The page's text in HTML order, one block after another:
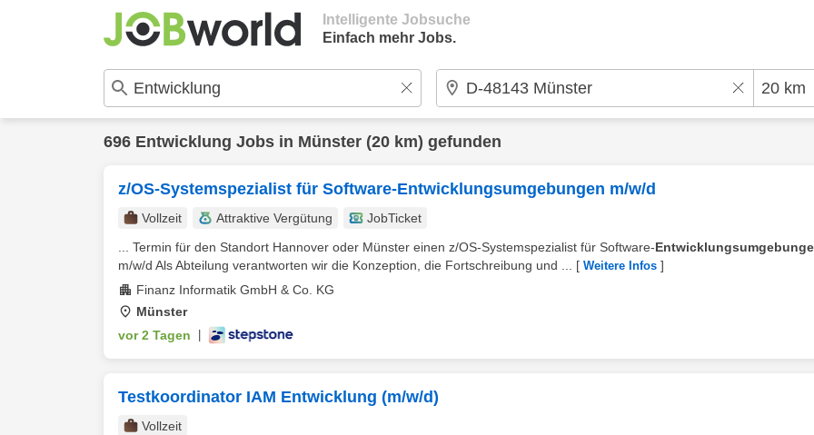
Intelligente Jobsuche
Einfach mehr Jobs.
696 Entwicklung Jobs in Münster (20 km) gefunden
z/OS-Systemspezialist für Software-Entwicklungsumgebungen m/w/d
Vollzeit Attraktive Vergütung
JobTicket
... Termin für den Standort Hannover oder Münster einen z/OS-Systemspezialist für Software-
m/w/d Als Abteilung verantworten wir die Konzeption, die Fortschreibung und ...
[ Weitere Infos ]
Finanz Informatik GmbH & Co. KG
Münster
vor 2 Tagen
Testkoordinator IAM Entwicklung (m/w/d)
Vollzeit